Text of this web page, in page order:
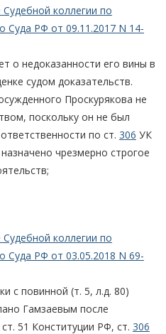
коллегии по
Суда РФ от 09.11.2017 N 14-
о недоказанности его вины в
судом доказательств.
Проскурякова не
поскольку он не был
по ст. 306 УК
чрезмерно строгое
коллегии по
Суда РФ от 03.05.2018 N 69-
с повинной (т. 5, л.д. 80)
Гамзаевым после
51 Конституции РФ, ст. 306